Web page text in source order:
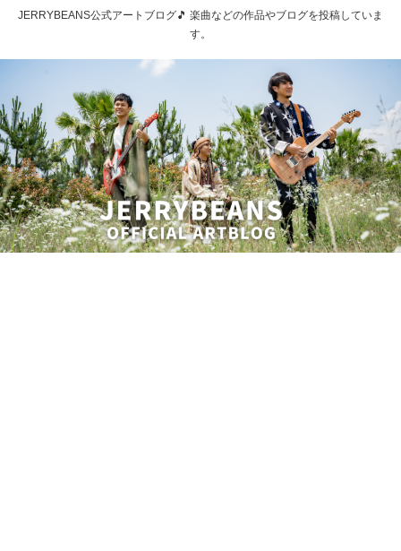
JERRYBEANS公式アートブログ🎵 楽曲などの作品やブログを投稿していま
す。